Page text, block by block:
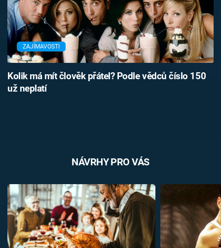
ZAJÍMAVOSTI
Kolik má mít člověk přátel? Podle vědců číslo 150
už neplatí
NÁVRHY PRO VÁS